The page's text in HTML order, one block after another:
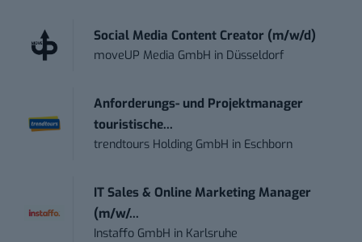
Social Media Content Creator (m/w/d)
moveUP Media GmbH in Düsseldorf
Anforderungs- und Projektmanager
touristische...
trendtours Holding GmbH in Eschborn
IT Sales & Online Marketing Manager
(m/w/...
Instaffo GmbH in Karlsruhe